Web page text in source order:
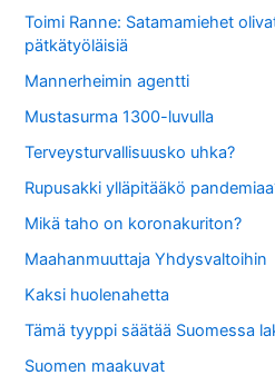
Toimi Ranne: Satamamiehet
pätkätyöläisiä
Mannerheimin agentti
Mustasurma 1300-luvulla
Terveysturvallisuusko uhka?
Rupusakki ylläpitääkö
Mikä taho on koronakuriton?
Maahanmuuttaja Yhdysvaltoihin
Kaksi huolenahetta
Tämä tyyppi säätää Suomessa
Suomen maakuvat